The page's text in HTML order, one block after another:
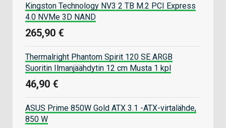
Kingston Technology NV3 2 TB M.2 PCI Express
4.0 NVMe 3D NAND
265,90 €
Thermalright Phantom Spirit 120 SE ARGB
Suoritin Ilmanjäähdytin 12 cm Musta 1 kpl
46,90 €
ASUS Prime 850W Gold ATX 3.1 -ATX-virtalähde,
850 W